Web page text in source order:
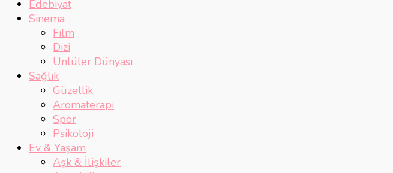
Edebiyat
Sinema
Film
Dizi
Ünlüler Dünyası
Sağlık
Güzellik
Aromaterapi
Spor
Psikoloji
Ev & Yaşam
Aşk & İlişkiler